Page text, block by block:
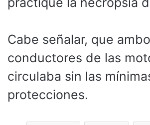
Cabe señalar, que
conductores de las
circulaba sin las
protecciones.